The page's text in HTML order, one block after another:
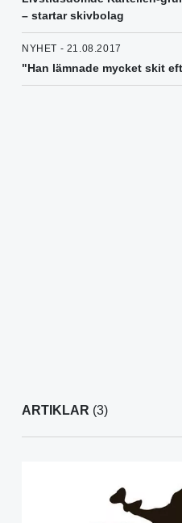
– startar skivbolag
NYHET - 21.08.2017
"Han lämnade mycket skit
ARTIKLAR (3)